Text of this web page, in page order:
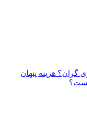
گران؟ هزینه پنهان